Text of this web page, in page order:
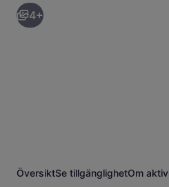
tillbaka
till
resultatsidan
4+
ÖversiktSe tillgänglighetOm